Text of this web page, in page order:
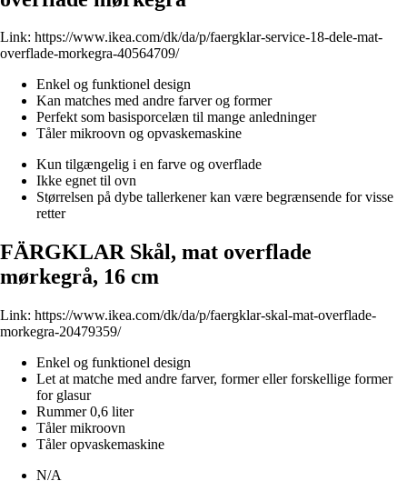
Link: https://www.ikea.com/dk/da/p/faergklar-service-18-dele-mat-
overflade-morkegra-40564709/
Enkel og funktionel design
Kan matches med andre farver og former
Perfekt som basisporcelæn til mange anledninger
Tåler mikroovn og opvaskemaskine
Kun tilgængelig i en farve og overflade
Ikke egnet til ovn
Størrelsen på dybe tallerkener kan være begrænsende for visse
retter
FÄRGKLAR Skål, mat overflade
mørkegrå, 16 cm
Link: https://www.ikea.com/dk/da/p/faergklar-skal-mat-overflade-
morkegra-20479359/
Enkel og funktionel design
Let at matche med andre farver, former eller forskellige former
for glasur
Rummer 0,6 liter
Tåler mikroovn
Tåler opvaskemaskine
N/A